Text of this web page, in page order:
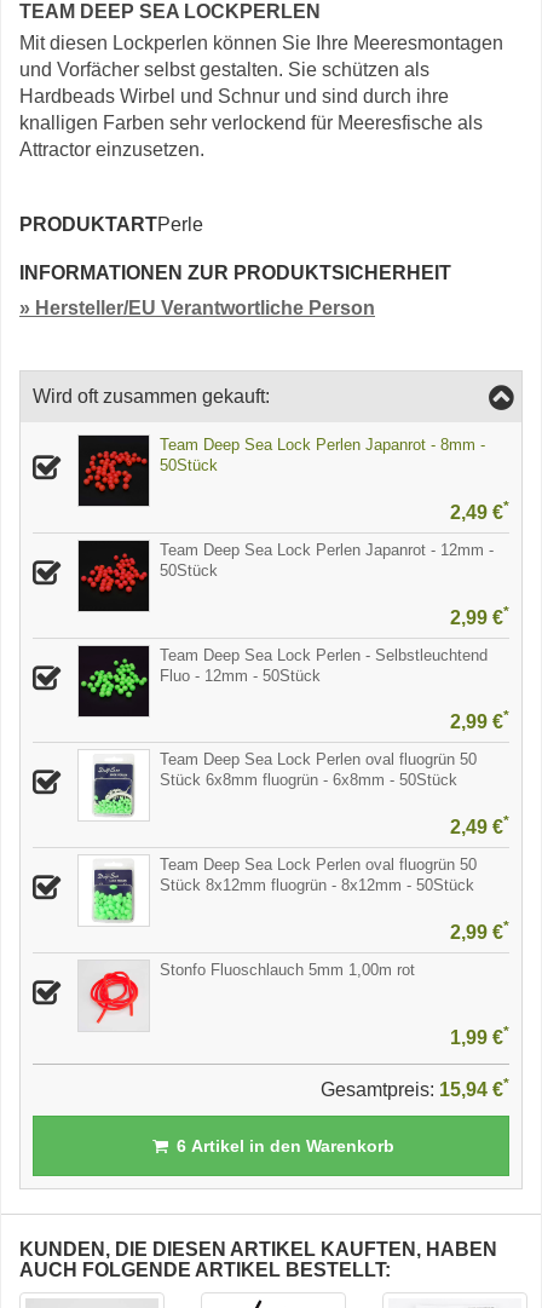
TEAM DEEP SEA LOCKPERLEN
Mit diesen Lockperlen können Sie Ihre Meeresmontagen
und Vorfächer selbst gestalten. Sie schützen als
Hardbeads Wirbel und Schnur und sind durch ihre
knalligen Farben sehr verlockend für Meeresfische als
Attractor einzusetzen.
PRODUKTARTPerle
INFORMATIONEN ZUR PRODUKTSICHERHEIT
» Hersteller/EU Verantwortliche Person
Wird oft zusammen gekauft:
Team Deep Sea Lock Perlen Japanrot - 8mm -
50Stück
2,49 €*
Team Deep Sea Lock Perlen Japanrot - 12mm -
50Stück
2,99 €*
Team Deep Sea Lock Perlen - Selbstleuchtend
Fluo - 12mm - 50Stück
2,99 €*
Team Deep Sea Lock Perlen oval fluogrün 50
Stück 6x8mm fluogrün - 6x8mm - 50Stück
2,49 €*
Team Deep Sea Lock Perlen oval fluogrün 50
Stück 8x12mm fluogrün - 8x12mm - 50Stück
2,99 €*
Stonfo Fluoschlauch 5mm 1,00m rot
1,99 €*
Gesamtpreis: 15,94 €*
6Artikel in den Warenkorb
KUNDEN, DIE DIESEN ARTIKEL KAUFTEN, HABEN
AUCH FOLGENDE ARTIKEL BESTELLT: